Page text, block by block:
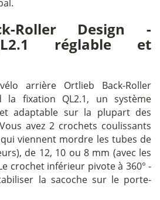
Roller Design -
réglable et
arrière Ortlieb Back-Roller
la fixation QL2.1, un système
adaptable sur la plupart des
avez 2 crochets coulissants
viennent mordre les tubes de
de 12, 10 ou 8 mm (avec les
crochet inférieur pivote à 360° -
la sacoche sur le porte-